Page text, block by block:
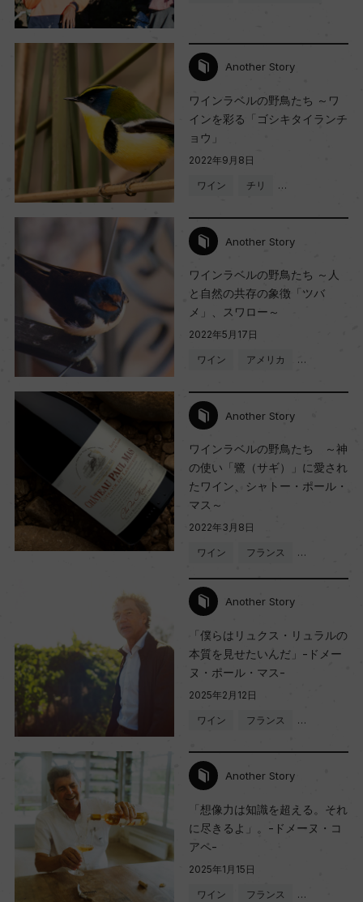
Another Story
ワインラベルの野鳥たち ～ワ
インを彩る「ゴシキタイランチ
ョウ」
2022年9月8日
ワイン チリ …
Another Story
ワインラベルの野鳥たち ～人
と自然の共存の象徴「ツバ
メ」、スワロー～
2022年5月17日
ワイン アメリカ …
Another Story
ワインラベルの野鳥たち ～神
の使い「鷺（サギ）」に愛され
たワイン、シャトー・ポール・
マス～
2022年3月8日
ワイン フランス …
Another Story
「僕らはリュクス・リュラルの
本質を見せたいんだ」-ドメー
ヌ・ポール・マス-
2025年2月12日
ワイン フランス …
Another Story
「想像力は知識を超える。それ
に尽きるよ」。-ドメーヌ・コ
アペ-
2025年1月15日
ワイン フランス …